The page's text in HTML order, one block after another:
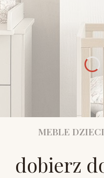
MEBLE
dobierz